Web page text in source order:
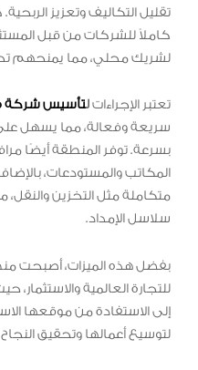
تقليل التكاليف وتعزيز
كاملاً للشركات من قبل
لشريك محلي، مما يمنحهم
تعتبر الإجراءاتلتأسيس شركة
سريعة وفعالة، مما يسهل على
بسرعة. توفر المنطقة أيضًا
المكاتب والمستودعات،
متكاملة مثل التخزين
سلاسل الإمداد.
بفضل هذه الميزات، أصبحت
للتجارة العالمية
إلى الاستفادة من موقعها
لتوسيع أعمالها وتحقيق